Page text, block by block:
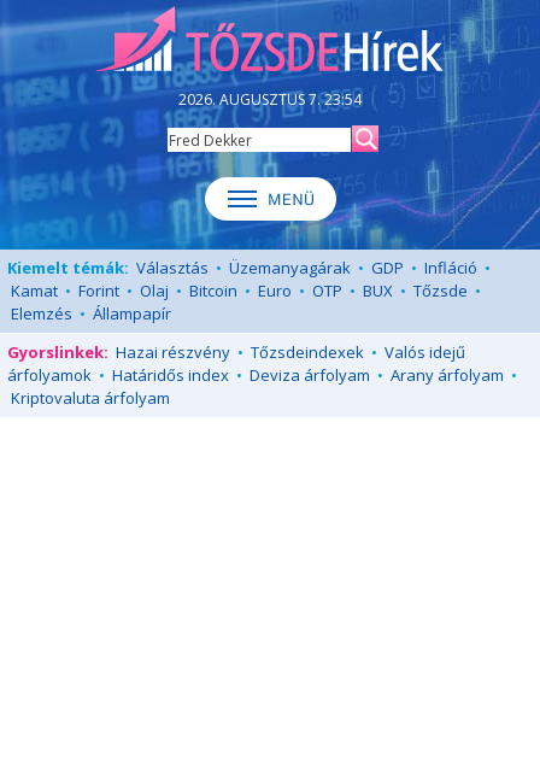
2026. AUGUSZTUS 7. 23:54
Kiemelt témák: Választás • Üzemanyagárak • GDP • Infláció •
Kamat • Forint • Olaj • Bitcoin • Euro • OTP • BUX • Tőzsde •
Elemzés • Állampapír
Gyorslinkek: Hazai részvény • Tőzsdeindexek • Valós idejű
árfolyamok • Határidős index • Deviza árfolyam • Arany árfolyam •
Kriptovaluta árfolyam